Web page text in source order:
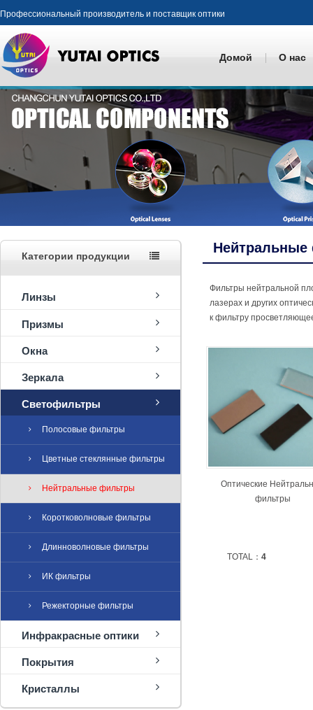
Профессиональный производитель и поставщик оптики
Домой О нас
Категории продукции
Линзы
Призмы
Окна
Зеркала
Светофильтры
Полосовые фильтры
Цветные стеклянные фильтры
Нейтральные фильтры
Коротковолновые фильтры
Длинноволновые фильтры
ИК фильтры
Режекторные фильтры
Инфракрасные оптики
Покрытия
Кристаллы
Фильтры нейтральной
лазерах и других
к фильтру
Оптические
фильтры
TOTAL： 4